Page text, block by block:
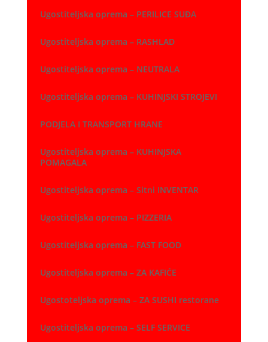
Ugostiteljska oprema – PERILICE SUĐA
Ugostiteljska oprema – RASHLAD
Ugostiteljska oprema – NEUTRALA
Ugostiteljska oprema – KUHINJSKI STROJEVI
PODJELA I TRANSPORT HRANE
Ugostiteljska oprema – KUHINJSKA
POMAGALA
Ugostiteljska oprema – Sitni INVENTAR
Ugostiteljska oprema – PIZZERIA
Ugostiteljska oprema – FAST FOOD
Ugostiteljska oprema – ZA KAFIĆE
Ugostoteljska oprema – ZA SUSHI restorane
Ugostiteljska oprema – SELF SERVICE